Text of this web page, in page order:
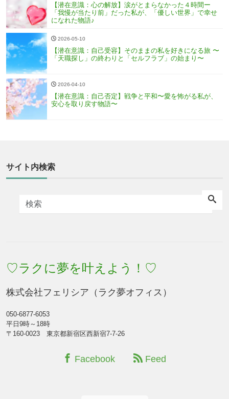
【潜在意識：心の解放】涙がとまらなかった４時間ー
「我慢が当たり前」だった私が、「優しい世界」で幸せ
になれた物語♪
2026-05-10
【潜在意識：自己受容】そのままの私を好きになる旅 〜
「天職探し」の終わりと「セルフラブ」の始まり〜
2026-04-10
【潜在意識：自己否定】戦争と平和〜愛を怖がる私が、
安心を取り戻す物語〜
サイト内検索
♡ラクに夢を叶えよう！♡
株式会社フェリシア（ラク夢オフィス）
050-6877-6053
平日9時～18時
〒160-0023 東京都新宿区西新宿7-7-26
Facebook Feed